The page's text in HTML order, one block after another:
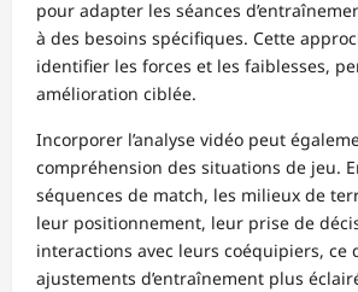
pour adapter les séances
à des besoins spécifiques. Cette
identifier les forces et les faiblesses,
amélioration ciblée.
Incorporer l’analyse vidéo peut
compréhension des situations de jeu.
séquences de match, les milieux de
leur positionnement, leur prise de
interactions avec leurs coéquipiers, ce
ajustements d’entraînement plus